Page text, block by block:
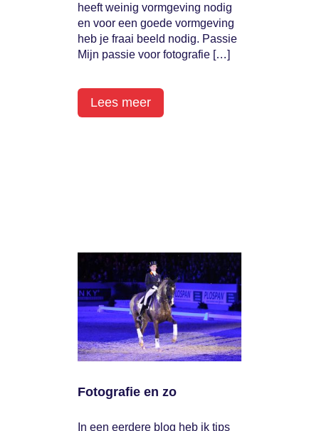
heeft weinig vormgeving nodig
en voor een goede vormgeving
heb je fraai beeld nodig. Passie
Mijn passie voor fotografie […]
Lees meer
Fotografie en zo
In een eerdere blog heb ik tips